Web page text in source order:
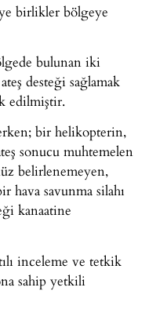
birlikler bölgeye
bulunan iki
desteği sağlamak
edilmiştir.
bir helikopterin,
sonucu muhtemelen
belirlenemeyen,
hava savunma silahı
kanaatine
inceleme ve tetkik
sahip yetkili